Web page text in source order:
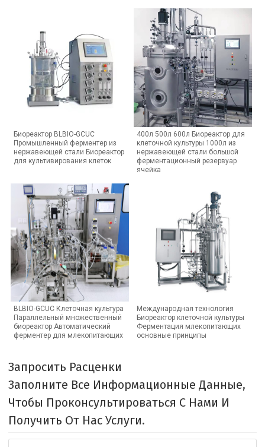
Биореактор BLBIO-GCUC
Промышленный ферментер из
нержавеющей стали Биореактор
для культивирования клеток
400л 500л 600л Биореактор для
клеточной культуры 1000л из
нержавеющей стали большой
ферментационный резервуар
ячейка
BLBIO-GCUC Клеточная культура
Параллельный множественный
биореактор Автоматический
ферментер для млекопитающих
Международная технология
Биореактор клеточной культуры
Ферментация млекопитающих
основные принципы
Запросить Расценки
Заполните Все Информационные Данные,
Чтобы Проконсультироваться С Нами И
Получить От Нас Услуги.